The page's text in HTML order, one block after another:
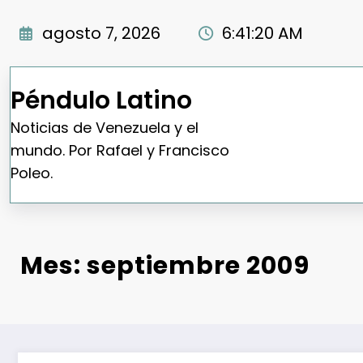
agosto 7, 2026 6:41:21 AM
Péndulo Latino
Noticias de Venezuela y el
mundo. Por Rafael y Francisco
Poleo.
Mes:septiembre 2009